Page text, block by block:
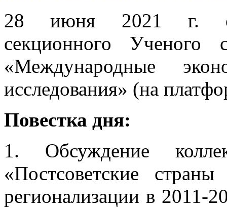
28 июня 2021 г.
секционного Ученого
«Международные
исследования» (на
Повестка дня:
1. Обсуждение
«Постсоветские
регионализации в 2011-